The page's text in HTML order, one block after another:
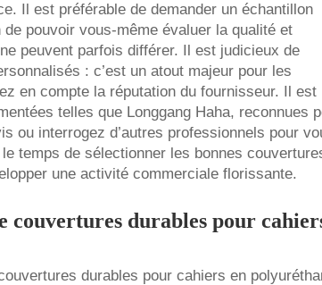
Il est préférable de demander un échantillon
pouvoir vous-même évaluer la qualité et
peuvent parfois différer. Il est judicieux de
: c’est un atout majeur pour les
en compte la réputation du fournisseur. Il est
telles que Longgang Haha, reconnues
ou interrogez d’autres professionnels pour
temps de sélectionner les bonnes
une activité commerciale florissante.
couvertures durables pour
durables pour cahiers en